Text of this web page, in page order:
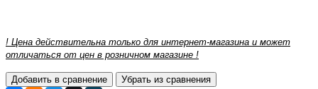
! Цена действительна только для интернет-магазина и может
отличаться от цен в розничном магазине !
Добавить в сравнение Убрать из сравнения